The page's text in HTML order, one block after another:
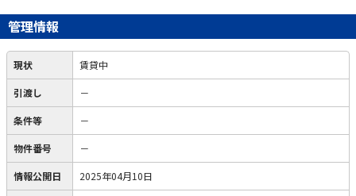
管理情報
現状 賃貸中
引渡し －
条件等 －
物件番号 －
情報公開日 2025年04月10日